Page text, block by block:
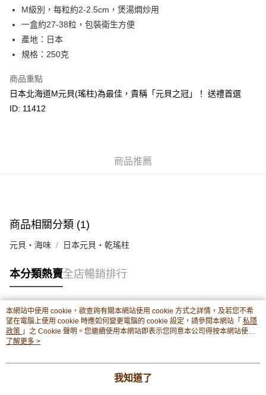
AlipayHK
PayMe
WeChat Pay
BoC Pay
其他轉帳方式
相關說明
並WhatsApp 90719878 或電郵eshop@premierfood.com.hk，我們在收到
順豐智能櫃(智能櫃取件要視乎包裹尺寸限制，如包裹過大，
每筆HK$80.00，滿HK$380.00或以上免運費
滿$380免運費 - 送貨到家(3-5個工作天內送達)
每筆HK$80.00，滿HK$380.00或以上免運費
付款後門市自取 (3-6天可到店取) (取貨請自備購物袋)
M級別，每粒約2-2.5cm，煲湯燜炒用
一盒約27-38粒，包裝衛生方便
產地：日本
規格：250克
商品重點
日本北海道M元貝(瑤柱)為最佳，貴稱「元貝之冠」！ 送禮首選
ID: 11412
商品推薦
商品相關分類 (1)
元貝・海味 日本元貝・乾瑤柱
本分類熱賣全店暢銷排行
熱門標籤
熱銷排行
本網站中使用 cookie，欲查詢有關本網站使用 cookie 方式之詳情，及若您不希
望在電腦上使用 cookie 時應如何變更電腦的 cookie 設定，請參閱本網站「 私隱
政策 」之 Cookie 聲明。您繼續使用本網站即表示您同意本公司得按本網站使用
條款之 Cookie 聲明使用 cookie。
了解更多 >
我知道了